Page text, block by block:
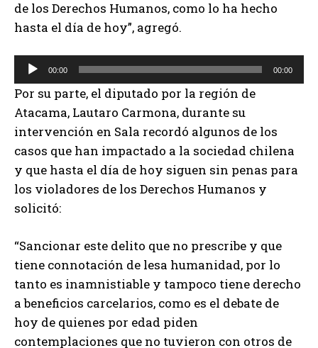
de los Derechos Humanos, como lo ha hecho
hasta el día de hoy”, agregó.
e
p
r
o
d
u
c
t
d
e
a
u
00:00 00:00
Por su parte, el diputado por la región de
Atacama, Lautaro Carmona, durante su
intervención en Sala recordó algunos de los
casos que han impactado a la sociedad chilena
y que hasta el día de hoy siguen sin penas para
los violadores de los Derechos Humanos y
solicitó:
“Sancionar este delito que no prescribe y que
tiene connotación de lesa humanidad, por lo
tanto es inamnistiable y tampoco tiene derecho
a beneficios carcelarios, como es el debate de
hoy de quienes por edad piden
contemplaciones que no tuvieron con otros de